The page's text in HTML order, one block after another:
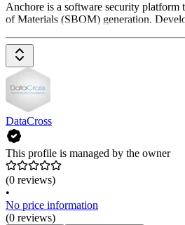
Anchore is a software security
of Materials (SBOM) generation.
DataCross
This profile is managed by the owner
(0 reviews)
•
No price information
(0 reviews)